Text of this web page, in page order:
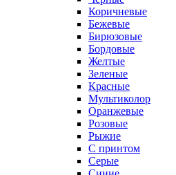
Коричневые
Бежевые
Бирюзовые
Бордовые
Желтые
Зеленые
Красные
Мультиколор
Оранжевые
Розовые
Рыжие
С принтом
Серые